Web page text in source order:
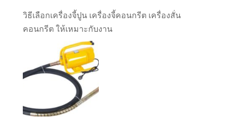
วิธีเลือกเครื่องจี้ปูน เครื่องจี้คอนกรีต เครื่องสั่น
คอนกรีต ให้เหมาะกับงาน